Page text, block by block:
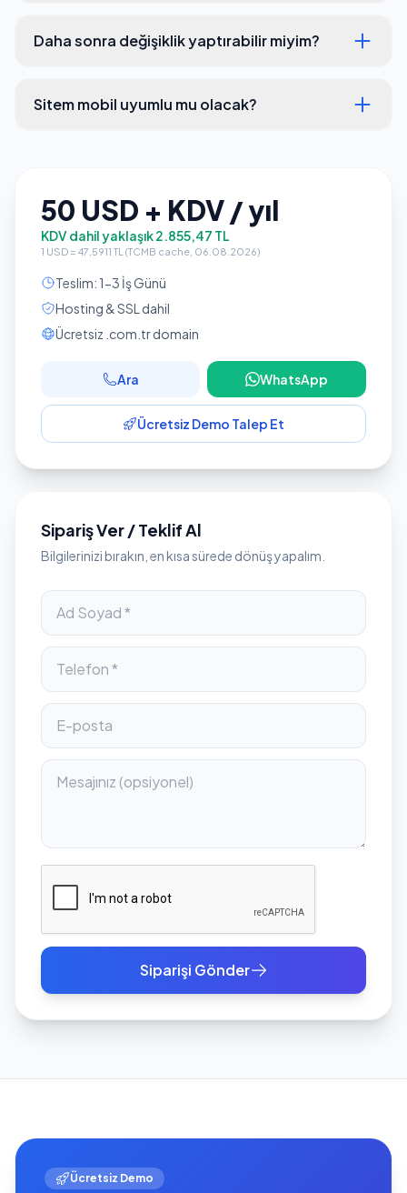
Daha sonra değişiklik yaptırabilir miyim?
Sitem mobil uyumlu mu olacak?
50 USD + KDV / yıl
KDV dahil yaklaşık 2.855,47 TL
1 USD = 47,5911 TL (TCMB cache, 06.08.2026)
Teslim: 1-3 İş Günü
Hosting & SSL dahil
Ücretsiz .com.tr domain
Ara WhatsApp
Ücretsiz Demo Talep Et
Sipariş Ver / Teklif Al
Bilgilerinizi bırakın, en kısa sürede dönüş yapalım.
Siparişi Gönder
Ücretsiz Demo